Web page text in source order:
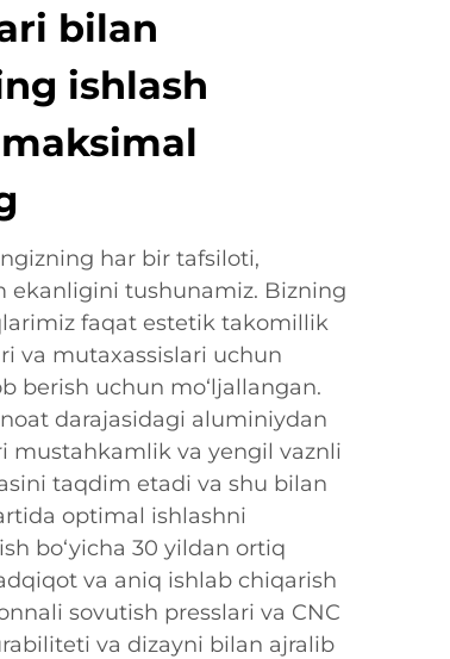
bilan
ishlash
har bir tafsiloti,
ekanligini tushunamiz. Bizning
faqat estetik takomillik
va mutaxassislari uchun
berish uchun mo‘ljallangan.
darajasidagi aluminiydan
mustahkamlik va yengil vaznli
taqdim etadi va shu bilan
optimal ishlashni
bo‘yicha 30 yildan ortiq
va aniq ishlab chiqarish
sovutish presslari va CNC
va dizayni bilan ajralib